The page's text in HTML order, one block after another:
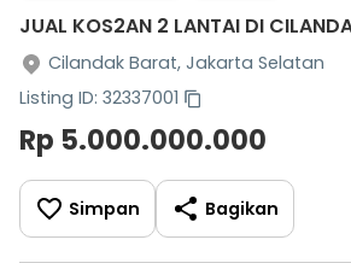
JUAL KOS2AN 2 LANTAI DI
Cilandak Barat, Jakarta Selatan
Listing ID: 32337001
Rp 5.000.000.000
Simpan Bagikan